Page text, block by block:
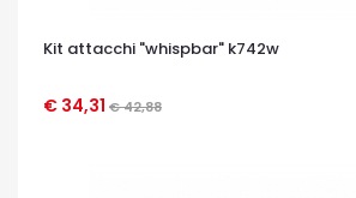
Kit attacchi "whispbar" k742w
€ 34,31 € 42,88
OCCHIATA VELOCE